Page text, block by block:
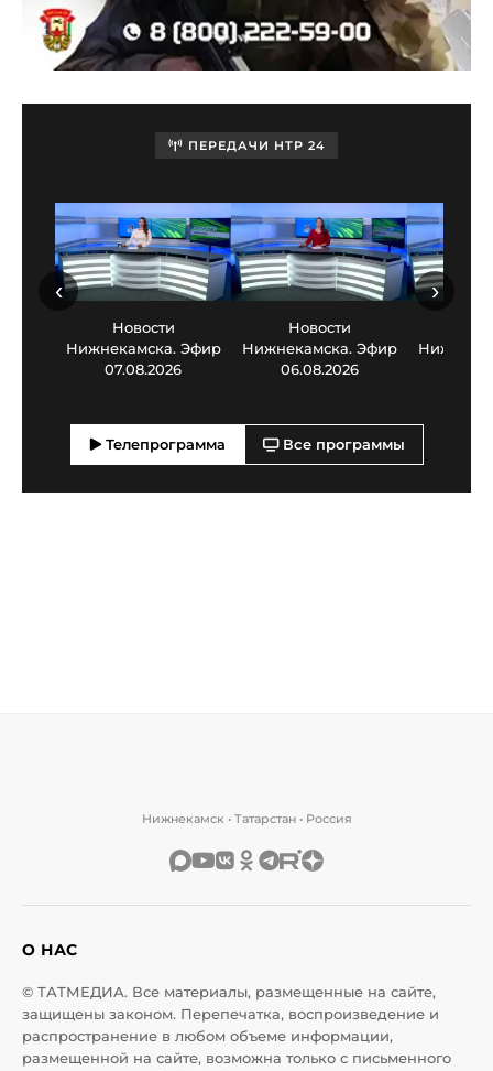
ПЕРЕДАЧИ НТР 24
Новости
Нижнекамска. Эфир
07.08.2026
Новости
Нижнекамска. Эфир
06.08.2026
‹ ›
Телепрограмма Все программы
Нижнекамск • Татарстан • Россия
О НАС
© ТАТМЕДИА. Все материалы, размещенные на сайте,
защищены законом. Перепечатка, воспроизведение и
распространение в любом объеме информации,
размещенной на сайте, возможна только с письменного